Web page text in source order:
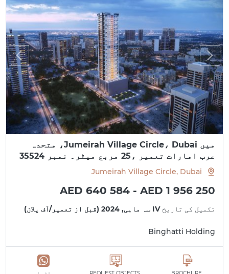
میں Jumeirah Village Circle، Dubai، متحدہ
عرب امارات تعمیر ،25 مربع میٹر۔ نمبر 35524
Jumeirah Village Circle, Dubai
AED 640 584 - AED 1 956 250
تکمیل کی تاریخIV سہ ماہی, 2024 (قبل از تعمیر/آف پلان)
Binghatti Holding